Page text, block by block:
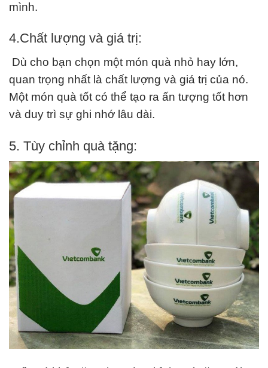
mình.
4.Chất lượng và giá trị:
Dù cho bạn chọn một món quà nhỏ hay lớn,
quan trọng nhất là chất lượng và giá trị của nó.
Một món quà tốt có thể tạo ra ấn tượng tốt hơn
và duy trì sự ghi nhớ lâu dài.
5. Tùy chỉnh quà tặng: